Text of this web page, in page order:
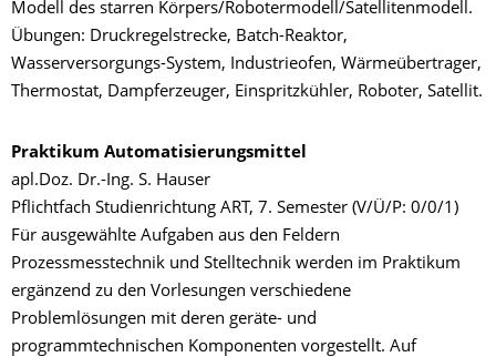
Modell des starren Körpers/Robotermodell/Satellitenmodell.
Übungen: Druckregelstrecke, Batch-Reaktor,
Wasserversorgungs-System, Industrieofen, Wärmeübertrager,
Thermostat, Dampferzeuger, Einspritzkühler, Roboter, Satellit.
Praktikum Automatisierungsmittel
apl.Doz. Dr.-Ing. S. Hauser
Pflichtfach Studienrichtung ART, 7. Semester (V/Ü/P: 0/0/1)
Für ausgewählte Aufgaben aus den Feldern
Prozessmesstechnik und Stelltechnik werden im Praktikum
ergänzend zu den Vorlesungen verschiedene
Problemlösungen mit deren geräte- und
programmtechnischen Komponenten vorgestellt. Auf